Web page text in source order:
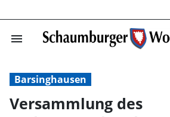
menu
Barsinghausen
Versammlung des